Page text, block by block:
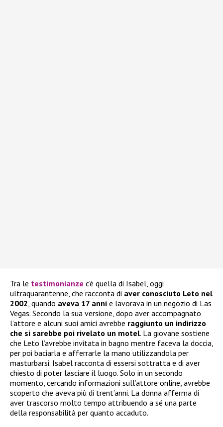
Tra le testimonianze c’è quella di Isabel, oggi
ultraquarantenne, che racconta di aver conosciuto Leto nel
2002, quando aveva 17 anni e lavorava in un negozio di Las
Vegas. Secondo la sua versione, dopo aver accompagnato
l’attore e alcuni suoi amici avrebbe raggiunto un indirizzo
che si sarebbe poi rivelato un motel. La giovane sostiene
che Leto l’avrebbe invitata in bagno mentre faceva la doccia,
per poi baciarla e afferrarle la mano utilizzandola per
masturbarsi. Isabel racconta di essersi sottratta e di aver
chiesto di poter lasciare il luogo. Solo in un secondo
momento, cercando informazioni sull’attore online, avrebbe
scoperto che aveva più di trent’anni. La donna afferma di
aver trascorso molto tempo attribuendo a sé una parte
della responsabilità per quanto accaduto.